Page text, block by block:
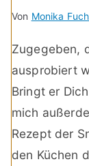
Von Monika
Zugegeben,
ausprobiert
Bringt er
mich
Rezept der
den Küchen